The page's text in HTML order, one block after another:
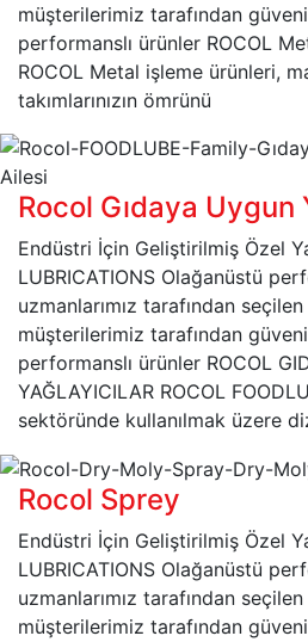
müşterilerimiz tarafından
performanslı ürünler ROCOL
ROCOL Metal işleme ürünleri,
takımlarınızın ömrünü
Rocol Gıdaya Uygun
Endüstri İçin Geliştirilmiş Özel
LUBRICATIONS Olağanüstü
uzmanlarımız tarafından
müşterilerimiz tarafından
performanslı ürünler ROCOL
YAĞLAYICILAR ROCOL
sektöründe kullanılmak üzere
Rocol Sprey
Endüstri İçin Geliştirilmiş Özel
LUBRICATIONS Olağanüstü
uzmanlarımız tarafından
müşterilerimiz tarafından